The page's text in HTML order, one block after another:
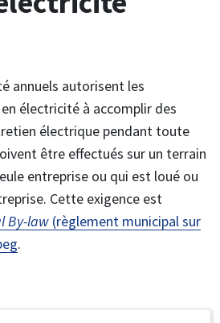
annuels autorisent les
électricité à accomplir des
électrique pendant toute
être effectués sur un terrain
entreprise ou qui est loué ou
Cette exigence est
By-law (règlement municipal sur
.